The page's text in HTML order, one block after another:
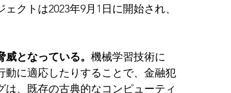
クトは2023年9月1日に開始され、
となっている。 機械学習技術に
に適応したりすることで、金融犯
、既存の古典的なコンピューティ